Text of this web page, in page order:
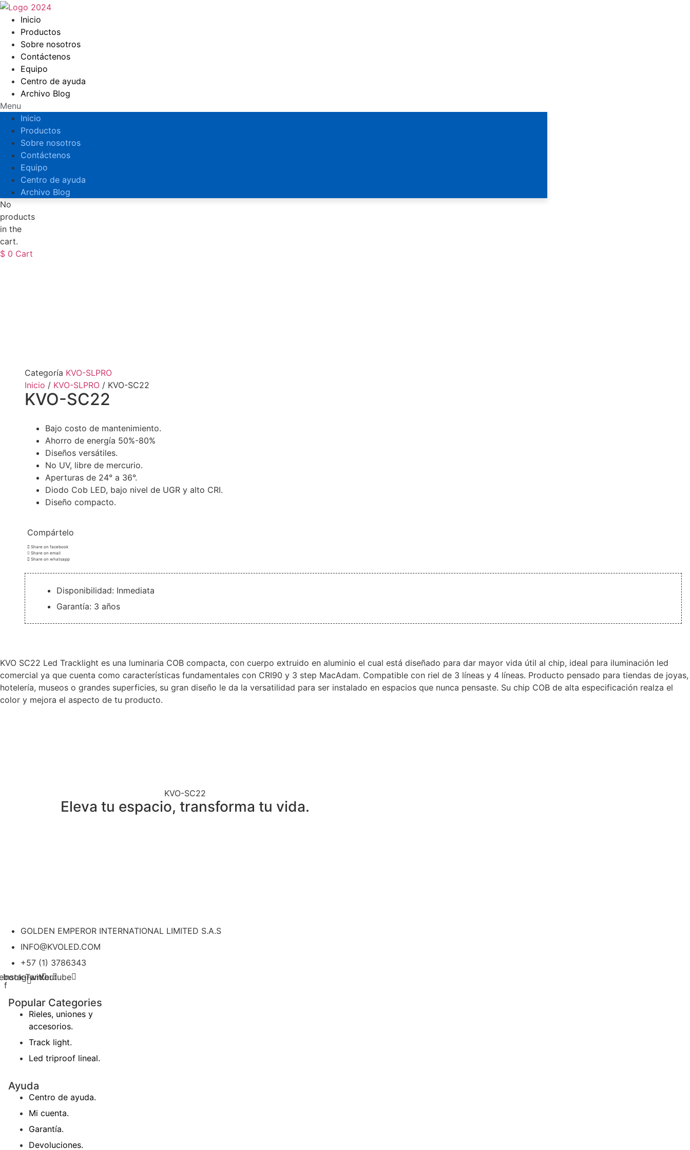
Ir
contenido
Inicio
Productos
Sobre nosotros
Contáctenos
Equipo
Centro de ayuda
Archivo Blog
Menu
Inicio
Productos
Sobre nosotros
Contáctenos
Equipo
Centro de ayuda
Archivo Blog
No
products
in the
cart.
$ 0 Cart
Categoría KVO-SLPRO
Inicio / KVO-SLPRO / KVO-SC22
KVO-SC22
Bajo costo de mantenimiento.
Ahorro de energía 50%-80%
Diseños versátiles.
No UV, libre de mercurio.
Aperturas de 24° a 36°.
Diodo Cob LED, bajo nivel de UGR y alto CRI.
Diseño compacto.
Compártelo
Share on facebook
Share on email
Share on whatsapp
Disponibilidad: Inmediata
Garantía: 3 años
KVO SC22 Led Tracklight es una luminaria COB compacta, con cuerpo extruido en aluminio el cual está diseñado para dar mayor vida útil al chip, ideal para iluminación led
comercial ya que cuenta como características fundamentales con CRI90 y 3 step MacAdam. Compatible con riel de 3 líneas y 4 líneas. Producto pensado para tiendas de joyas,
hotelería, museos o grandes superficies, su gran diseño le da la versatilidad para ser instalado en espacios que nunca pensaste. Su chip COB de alta especificación realza el
color y mejora el aspecto de tu producto.
KVO-SC22
Eleva tu espacio, transforma tu vida.
GOLDEN EMPEROR INTERNATIONAL LIMITED S.A.S
INFO@KVOLED.COM
+57 (1) 3786343
f
Instagram
TwitterYoutube
Popular Categories
Rieles, uniones y
accesorios.
Track light.
Led triproof lineal.
Ayuda
Centro de ayuda.
Mi cuenta.
Garantía.
Devoluciones.